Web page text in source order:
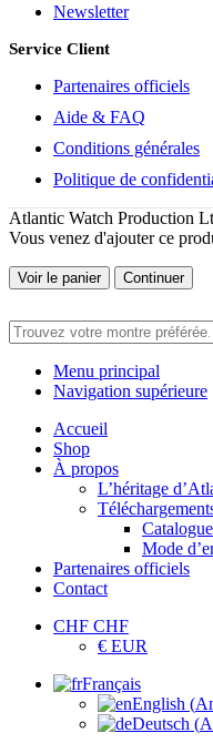
Newsletter
Service Client
Partenaires officiels
Aide & FAQ
Conditions générales
Politique de
Atlantic Watch Production
Vous venez d'ajouter ce
Voir le panier Continuer
Menu principal
Navigation supérieure
Accueil
Shop
À propos
L’héritage
Mode
Partenaires officiels
Contact
CHF CHF
€ EUR
Français
English (
Deutsch (